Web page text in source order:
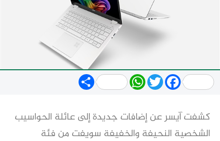
Share WhatsApp
TwitterFacebook
كشفت آيسر عن إضافات جديدة إلى عائلة الحواسيب
الشخصية النحيفة والخفيفة سويفت من فئة